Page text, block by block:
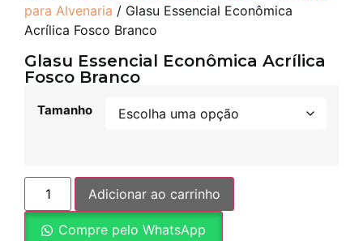
para Alvenaria / Glasu Essencial Econômica
Acrílica Fosco Branco
Glasu Essencial Econômica Acrílica
Fosco Branco
Tamanho
Adicionar ao carrinho
Compre pelo WhatsApp